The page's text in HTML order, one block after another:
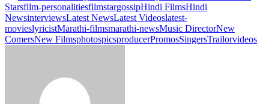
Starsfilm-personalitiesfilmstargossipHindi FilmsHindi
NewsinterviewsLatest NewsLatest Videoslatest-
movieslyricistMarathi-filmsmarathi-newsMusic DirectorNew
ComersNew FilmsphotospicsproducerPromosSingersTrailorvideos